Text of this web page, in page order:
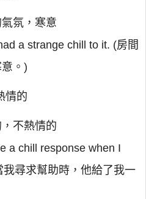
氛，寒意
a strange chill to it. (房間
。)
情的
不熱情的
a chill response when I
尋求幫助時，他給了我一